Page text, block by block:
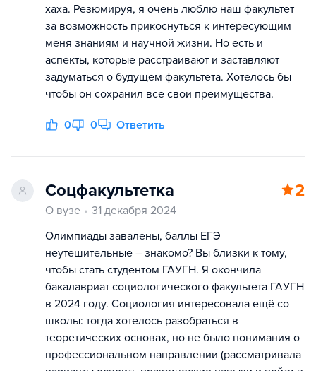
хаха. Резюмируя, я очень люблю наш факультет
за возможность прикоснуться к интересующим
меня знаниям и научной жизни. Но есть и
аспекты, которые расстраивают и заставляют
задуматься о будущем факультета. Хотелось бы
чтобы он сохранил все свои преимущества.
0 0 Ответить
Соцфакультетка 2
О вузе
31 декабря 2024
Олимпиады завалены, баллы ЕГЭ
неутешительные – знакомо? Вы близки к тому,
чтобы стать студентом ГАУГН. Я окончила
бакалавриат социологического факультета ГАУГН
в 2024 году. Социология интересовала ещё со
школы: тогда хотелось разобраться в
теоретических основах, но не было понимания о
профессиональном направлении (рассматривала